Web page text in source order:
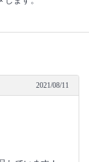
2021/08/11